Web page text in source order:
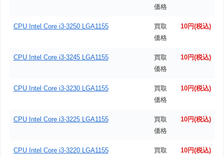
価格
CPU Intel Core i3-3250 LGA1155
買取
価格
10円(税込)
CPU Intel Core i3-3245 LGA1155
買取
価格
10円(税込)
CPU Intel Core i3-3230 LGA1155
買取
価格
10円(税込)
CPU Intel Core i3-3225 LGA1155
買取
価格
10円(税込)
CPU Intel Core i3-3220 LGA1155
買取
10円(税込)